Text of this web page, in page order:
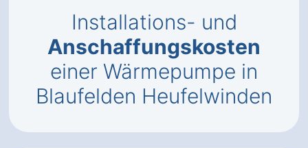
Installations- und
Anschaffungskosten
einer Wärmepumpe in
Blaufelden Heufelwinden